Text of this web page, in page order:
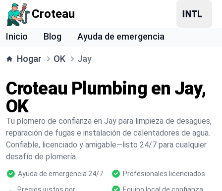
Croteau
Inicio Blog Ayuda de emergencia
Hogar OK Jay
Croteau Plumbing en Jay,
OK
Tu plomero de confianza en Jay para limpieza de desagües,
reparación de fugas e instalación de calentadores de agua.
Confiable, licenciado y amigable—listo 24/7 para cualquier
desafío de plomería.
Ayuda de emergencia 24/7
Profesionales licenciados